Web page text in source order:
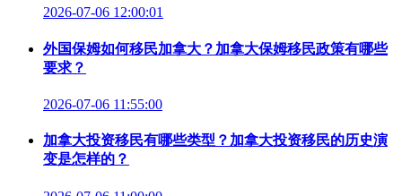
2026-07-06 12:00:01
外国保姆如何移民加拿大？加拿大保姆移民政策有哪些
要求？
2026-07-06 11:55:00
加拿大投资移民有哪些类型？加拿大投资移民的历史演
变是怎样的？